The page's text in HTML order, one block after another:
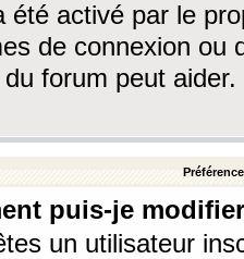
été activé par le
de connexion ou
forum peut aider.
puis-je
un utilisateur